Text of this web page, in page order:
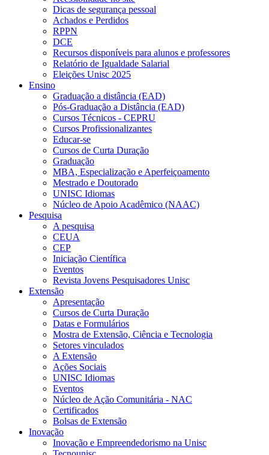
Dicas de segurança pessoal
Achados e Perdidos
RPPN
DCE
Recursos disponíveis para alunos e professores
Relatório de Igualdade Salarial
Eleições Unisc 2025
Ensino
Graduação a distância (EAD)
Pós-Graduação a Distância (EAD)
Cursos Técnicos - CEPRU
Cursos Profissionalizantes
Educar-se
Cursos de Curta Duração
Graduação
MBA, Especialização e Aperfeiçoamento
Mestrado e Doutorado
UNISC Idiomas
Núcleo de Apoio Acadêmico (NAAC)
Pesquisa
A pesquisa
CEUA
CEP
Iniciação Científica
Eventos
Revista Jovens Pesquisadores Unisc
Extensão
Apresentação
Cursos de Curta Duração
Datas e Formulários
Mostra de Extensão, Ciência e Tecnologia
Setores vinculados
A Extensão
Ações Sociais
UNISC Idiomas
Eventos
Núcleo de Ação Comunitária - NAC
Certificados
Bolsas de Extensão
Inovação
Inovação e Empreendedorismo na Unisc